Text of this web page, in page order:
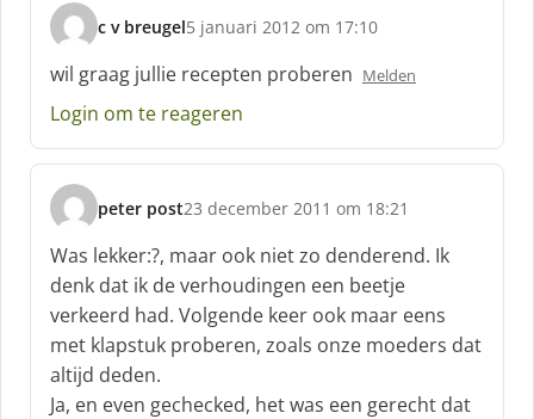
c v breugel
s
h
r
e
f
:
5 januari 2012 om 17:10
wil graag jullie recepten proberen Melden
Login om te reageren
peter post
s
c
h
r
e
e
f
:
23 december 2011 om 18:21
Was lekker:?, maar ook niet zo denderend. Ik
denk dat ik de verhoudingen een beetje
verkeerd had. Volgende keer ook maar eens
met klapstuk proberen, zoals onze moeders dat
altijd deden.
Ja, en even gechecked, het was een gerecht dat